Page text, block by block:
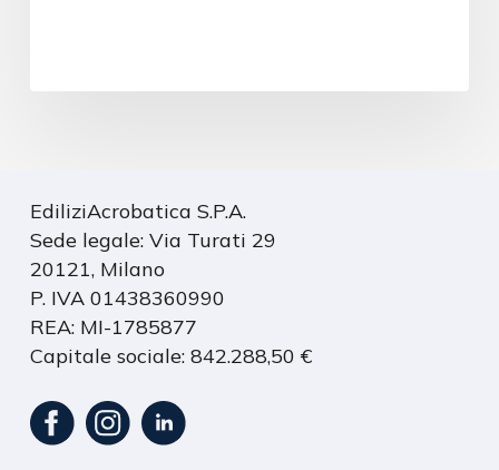
EdiliziAcrobatica S.P.A.
Sede legale: Via Turati 29
20121, Milano
P. IVA 01438360990
REA: MI-1785877
Capitale sociale: 842.288,50 €